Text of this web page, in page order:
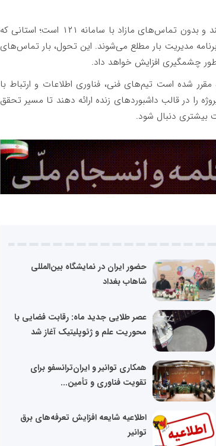
وی همچنین تأکید کرد: هدف ما ساختن استان تهران هوشمند و بدون تماس‌های مازاد با سامانه ۱۲۱ است؛ استانی که
مدیریت بار مطلع می‌شوند. این تحول، بار تماس‌های
مقرر شده است تیم‌های فنی، فناوری اطلاعات و ارتباط با
را در قالب داشبوردهای زنده ارائه دهند تا مسیر تحقق
بیشتری دنبال شود.
حضور ایران در نمایشگاه بین‌المللی
شاهاب بغداد
عصر طلایی جدید ماه: رقابت فضایی با
محوریت علم و ژئوپلیتیک آغاز شد
همکاری توانیر و ایران‌ترانسفو برای
تقویت فناوری و تأمین...
اطلاعیه شایعه افزایش تعرفه‌های برق
توانیر